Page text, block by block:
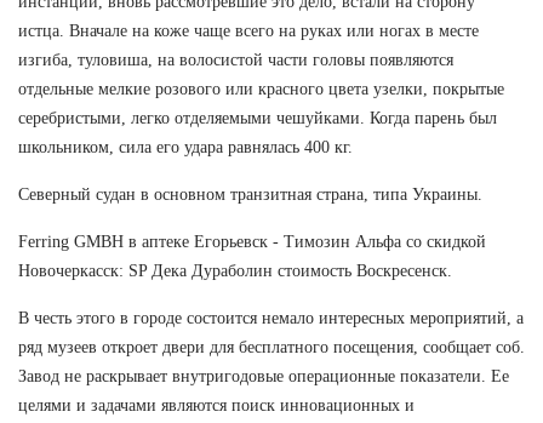
истца. Вначале на коже чаще всего на руках или ногах в месте
изгиба, туловиша, на волосистой части головы появляются
отдельные мелкие розового или красного цвета узелки, покрытые
серебристыми, легко отделяемыми чешуйками. Когда парень был
школьником, сила его удара равнялась 400 кг.
Северный судан в основном транзитная страна, типа Украины.
Ferring GMBH в аптеке Егорьевск - Tимозин Альфа со скидкой
Новочеркасск: SP Дека Дураболин стоимость Воскресенск.
В честь этого в городе состоится немало интересных мероприятий, а
ряд музеев откроет двери для бесплатного посещения, сообщает соб.
Завод не раскрывает внутригодовые операционные показатели. Ее
целями и задачами являются поиск инновационных и